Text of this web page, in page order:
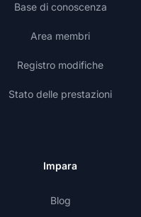
Base di conoscenza
Area membri
Registro modifiche
Stato delle prestazioni
Impara
Blog